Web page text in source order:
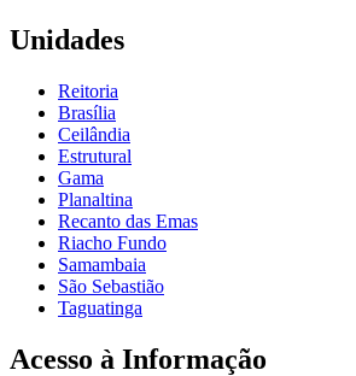
Unidades
Reitoria
Brasília
Ceilândia
Estrutural
Gama
Planaltina
Recanto das Emas
Riacho Fundo
Samambaia
São Sebastião
Taguatinga
Acesso à Informação